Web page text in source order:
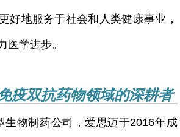
好地服务于社会和人类健康事业，
医学进步。
疫双抗药物领域的深耕者
生物制药公司，爱思迈于2016年成